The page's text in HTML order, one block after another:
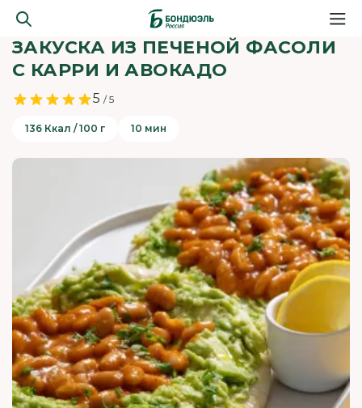
ЗАКУСКА ИЗ ПЕЧЕНОЙ ФАСОЛИ
С КАРРИ И АВОКАДО
5 / 5
136 Ккал / 100 г 10 мин